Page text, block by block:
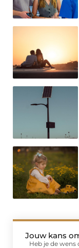
Jouw kans
Heb je de